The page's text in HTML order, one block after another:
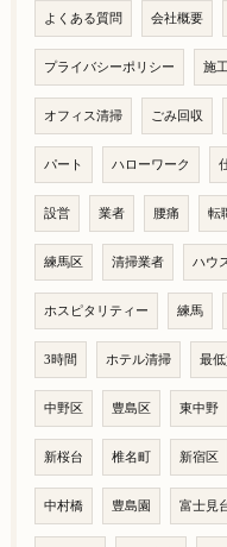
よくある質問 会社概要
プライバシーポリシー 施
オフィス清掃 ごみ回収
パート ハローワーク
設営 業者 腰痛 転
練馬区 清掃業者 ハウ
ホスピタリティー 練馬
3時間 ホテル清掃 最
中野区 豊島区 東中野
新桜台 椎名町 新宿区
中村橋 豊島園 富士見